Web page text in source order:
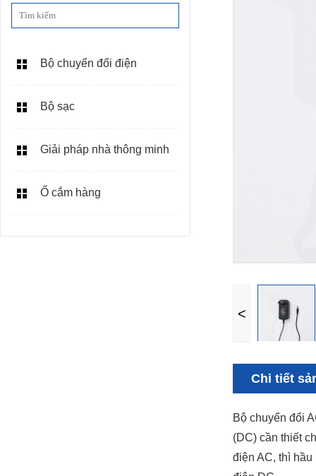
Bộ chuyển đổi điện
Bộ sạc
Giải pháp nhà thông minh
Ổ cắm hàng
<
Chi tiết
Bộ chuyển đổi
(DC) cần thiết
điện AC, thì